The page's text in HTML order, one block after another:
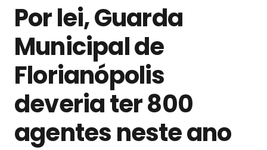
Por lei, Guarda
Municipal de
Florianópolis
deveria ter 800
agentes neste ano